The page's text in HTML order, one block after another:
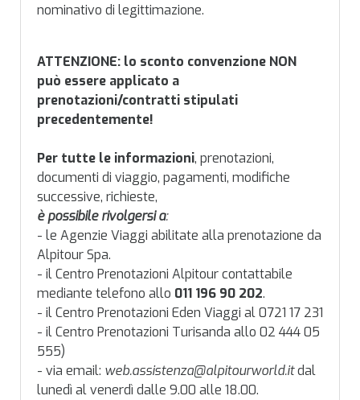
nominativo di legittimazione.
ATTENZIONE: lo sconto convenzione NON
può essere applicato a
prenotazioni/contratti stipulati
precedentemente!
Per tutte le informazioni, prenotazioni,
documenti di viaggio, pagamenti, modifiche
successive, richieste,
è possibile rivolgersi a:
- le Agenzie Viaggi abilitate alla prenotazione da
Alpitour Spa.
- ilCentro Prenotazioni Alpitour contattabile
mediante telefono allo 011 196 90 202.
- ilCentro Prenotazioni Eden Viaggi al 0721 17 231
- ilCentro Prenotazioni Turisanda allo 02 444 05
555)
- via email: web.assistenza@alpitourworld.itdal
lunedì al venerdì dalle 9.00 alle 18.00.